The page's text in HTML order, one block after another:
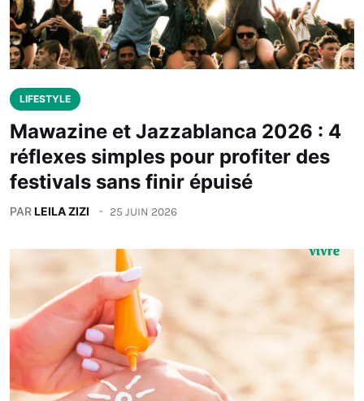
LIFESTYLE
Mawazine et Jazzablanca 2026 : 4
réflexes simples pour profiter des
festivals sans finir épuisé
PARLEILA ZIZI 25 JUIN 2026